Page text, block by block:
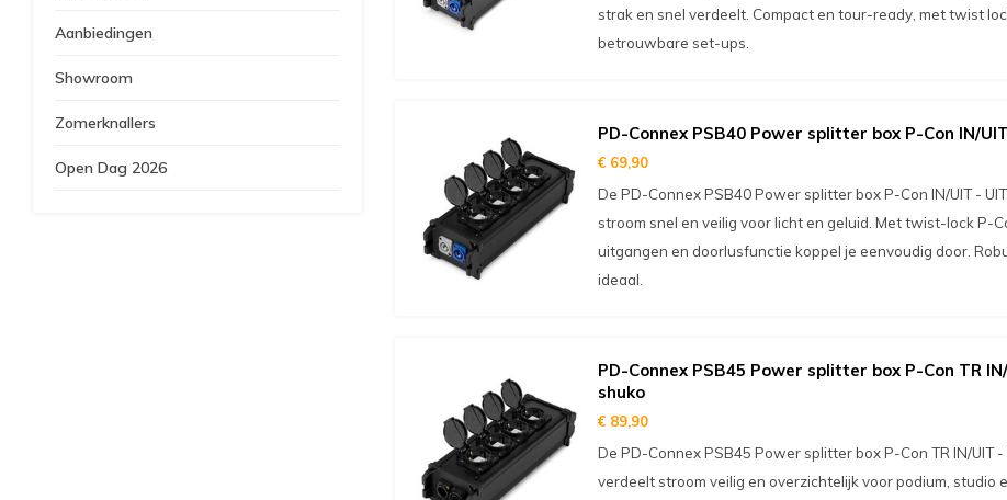
Aanbiedingen
Showroom
Zomerknallers
Open Dag 2026
strak en snel verdeelt. Compact en tour-ready, met twist
betrouwbare set-ups.
PD-Connex PSB40 Power splitter box P-Con IN/
€ 69,90
De PD-Connex PSB40 Power splitter box P-Con IN/UIT -
stroom snel en veilig voor licht en geluid. Met twist-lock P-
uitgangen en doorlusfunctie koppel je eenvoudig door.
ideaal.
PD-Connex PSB45 Power splitter box P-Con TR
shuko
€ 89,90
De PD-Connex PSB45 Power splitter box P-Con TR IN/UIT -
verdeelt stroom veilig en overzichtelijk voor podium, studio